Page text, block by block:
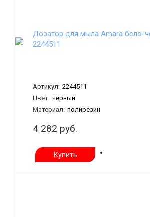
Дозатор для мыла Amara бело-
2244511
Артикул: 2244511
Цвет: черный
Материал: полирезин
4 282 руб.
Купить